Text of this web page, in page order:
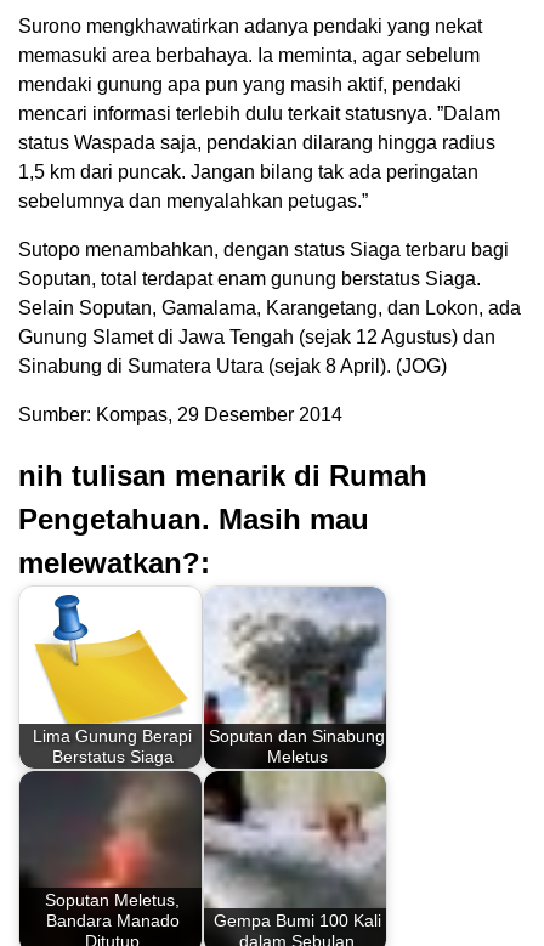
Surono mengkhawatirkan adanya pendaki yang nekat
memasuki area berbahaya. Ia meminta, agar sebelum
mendaki gunung apa pun yang masih aktif, pendaki
mencari informasi terlebih dulu terkait statusnya. ”Dalam
status Waspada saja, pendakian dilarang hingga radius
1,5 km dari puncak. Jangan bilang tak ada peringatan
sebelumnya dan menyalahkan petugas.”
Sutopo menambahkan, dengan status Siaga terbaru bagi
Soputan, total terdapat enam gunung berstatus Siaga.
Selain Soputan, Gamalama, Karangetang, dan Lokon, ada
Gunung Slamet di Jawa Tengah (sejak 12 Agustus) dan
Sinabung di Sumatera Utara (sejak 8 April). (JOG)
Sumber: Kompas, 29 Desember 2014
nih tulisan menarik di Rumah
Pengetahuan. Masih mau
melewatkan?:
Lima Gunung Berapi
Berstatus Siaga
Soputan dan Sinabung
Meletus
Soputan Meletus,
Bandara Manado
Ditutup
Gempa Bumi 100 Kali
dalam Sebulan